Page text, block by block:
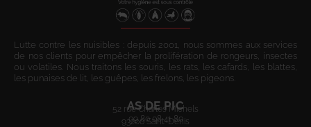
Lutte contre les nuisibles : depuis 2001, nous sommes aux services
de nos clients pour empêcher la prolifération de rongeurs, insectes
ou volatiles. Nous traitons les souris, les rats, les cafards, les blattes,
les punaises de lit, les guêpes, les frelons, les pigeons.
AS DE PIC
52 rue Charles Michels
93200 Saint-Denis
09 80 08 41 80